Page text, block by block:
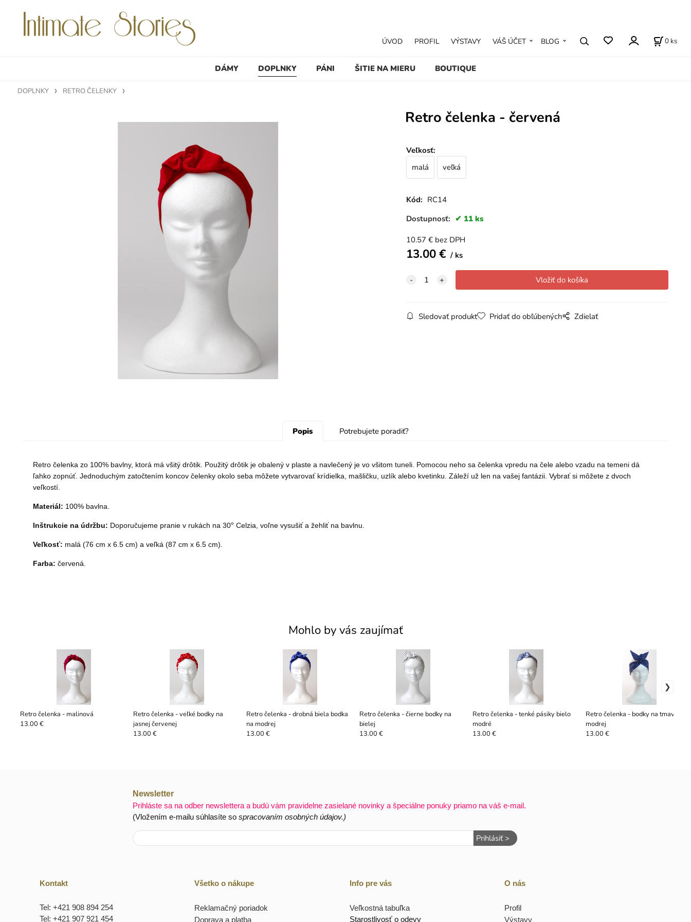
DÁMY DOPLNKY PÁNI ŠITIE NA MIERU BOUTIQUE
ÚVOD PROFIL VÝSTAVY VÁŠ ÚČET BLOG 0 ks
DOPLNKY RETRO ČELENKY
Retro čelenka - červená
Veľkosť:
malá
veľká
Kód: RC14
Dostupnosť:
11 ks
10.57 € bez DPH
13.00€ ks
Sledovať produkt Pridať do obľúbených Zdielať
Popis Potrebujete poradiť?
Retro čelenka zo 100% bavlny, ktorá má všitý drôtik. Použitý drôtik je obalený v plaste a navlečený je vo všitom tuneli. Pomocou neho sa čelenka vpredu na čele alebo vzadu na temeni dá
ľahko zopnúť. Jednoduchým zatočtením koncov čelenky okolo seba môžete vytvarovať krídielka, mašličku, uzlík alebo kvetinku. Záleží už len na vašej fantázii. Vybrať si môžete z dvoch
veľkostí.
Materiál: 100% bavlna.
Inštrukcie na údržbu: Doporučujeme pranie v rukách na 30° Celzia, voľne vysušiť a žehliť na bavlnu.
Veľkosť: malá (76 cm x 6.5 cm) a veľká (87 cm x 6.5 cm).
Farba: červená
Mohlo by vás zaujímať
Retro čelenka - malinová
13.00 €
Retro čelenka - veľké bodky na
jasnej červenej
13.00 €
Retro čelenka - drobná biela bodka
na modrej
13.00 €
Retro čelenka - čierne bodky na
bielej
13.00 €
Retro čelenka - tenké pásiky bielo
modré
13.00 €
Retro čelenka - bodky na tmavo
modrej
13.00 €
Newsletter
Prihláste sa na odber newslettera a budú vám pravidelne zasielané novinky a špeciálne ponuky priamo na váš e-mail.
(Vložením e-mailu súhlasíte so spracovaním osobných údajov.)
Prihlásiť >
Kontakt
Tel: +421 908 894 254
Tel: +421 907 921 454
Všetko o nákupe
Reklamačný poriadok
Doprava a platba
Info pre vás
Veľkostná tabuľka
Starostlivosť o odevy
O nás
Profil
Výstavy